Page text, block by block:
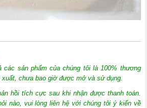
các sản phẩm của chúng tôi là 100% thương
chưa bao giờ được mở và sử dụng.
hồi tích cực sau khi nhận được thanh toán.
nào, vui lòng liên hệ với chúng tôi ý kiến về